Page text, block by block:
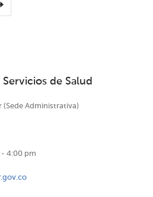
de Salud
(Sede Administrativa)
- 4:00 pm